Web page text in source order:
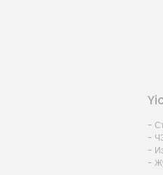
-
-
-
-